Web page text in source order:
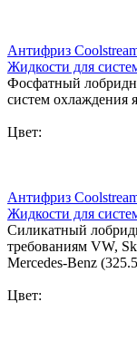
Антифриз
Жидкости для
Фосфатный
систем охлаждения
Цвет:
Антифриз
Жидкости для
Силикатный
требованиям VW,
Mercedes-Benz
Цвет: